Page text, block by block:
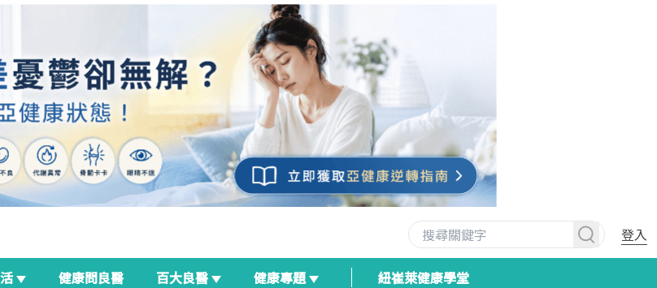
登入
健康問良醫 百大良醫 健康專題 紐崔萊健康學堂